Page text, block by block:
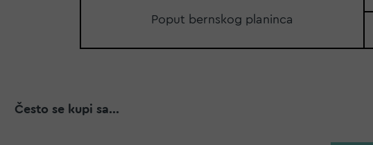
Poput bernskog planinca
Često se kupi sa...